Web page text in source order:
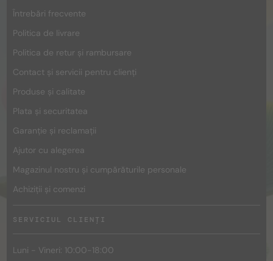
Întrebări frecvente
Politica de livrare
Politica de retur și rambursare
Contact și servicii pentru clienți
Produse și calitate
Plata și securitatea
Garanție și reclamații
Ajutor cu alegerea
Magazinul nostru și cumpărăturile personale
Achiziții și comenzi
SERVICIUL CLIENȚI
Luni - Vineri: 10:00-18:00